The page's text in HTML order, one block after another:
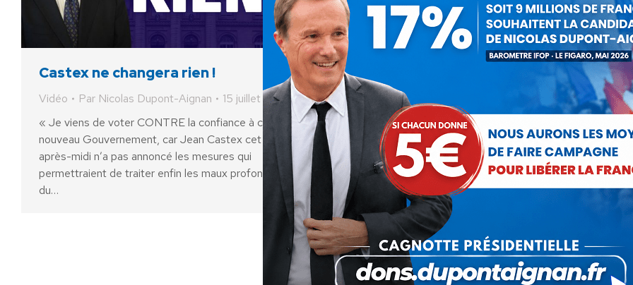
Castex ne changera rien !
Vidéo Par Nicolas Dupont-Aignan
15 juillet 2020
« Je viens de voter CONTRE la confiance à ce
nouveau Gouvernement, car Jean Castex cet
après-midi n’a pas annoncé les mesures qui
permettraient de traiter enfin les maux profonds
du…
Intervention de Nicolas Dupont-
Aignan à l’Assemblée Nationale (15
juillet 2020)
Vidéo ParNicolas Dupont-Aignan
15 juillet 2020
« Vous ne vous attaquez pas aux causes
structurelles de l’appauvrissement de la France ! »